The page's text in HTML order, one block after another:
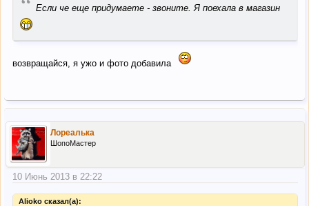
Если че еще придумаете - звоните. Я поехала в магазин
возвращайся, я ужо и фото добавила
Лореалька
ШопоМастер
10 Июнь 2013 в 22:22
Alioko сказал(а):